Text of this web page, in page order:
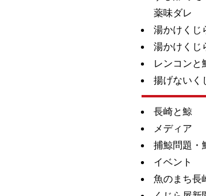
薬味ダレ
湯かけくじ
湯かけくじ
レンコンと
揚げないく
長崎と鯨
メディア
捕鯨問題・
イベント
魚のまち長